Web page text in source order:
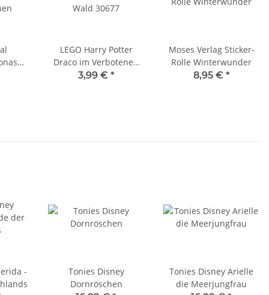
LEGO Harry Potter
Draco im Verbotenen
Wald 30677
3,99 € *
Moses Verlag Sticker-
Rolle Winterwunder
8,95 € *
-
Tonies Disney
Dornröschen
Tonies Disney Arielle
die Meerjungfrau